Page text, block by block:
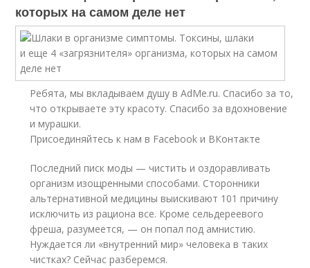
которых на самом деле нет
Ребята, мы вкладываем душу в AdMe.ru. Cпасибо за то,
что открываете эту красоту. Спасибо за вдохновение
и мурашки.
Присоединяйтесь к нам в Facebook и ВКонтакте
Последний писк моды — чистить и оздоравливать
организм изощренными способами. Сторонники
альтернативной медицины выискивают 101 причину
исключить из рациона все. Кроме сельдереевого
фреша, разумеется, — он попал под амнистию.
Нуждается ли «внутренний мир» человека в таких
чистках? Сейчас разберемся.